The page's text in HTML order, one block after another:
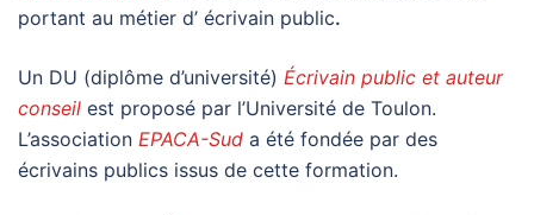
por­tant au métier d’ écri­vain public.
Un DU (diplôme d’université) Écrivain public et auteur
conseil est proposé par l’Université de Toulon.
L’association EPACA-Sud a été fondée par des
écrivains publics issus de cette formation.